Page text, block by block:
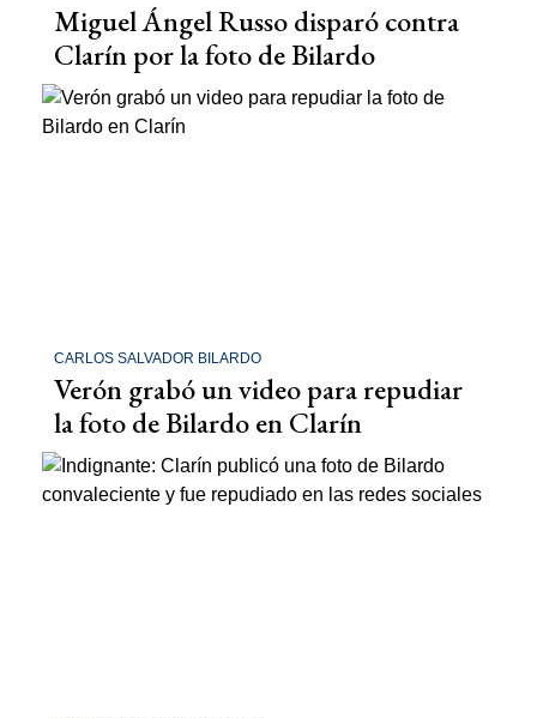
Miguel Ángel Russo disparó contra
Clarín por la foto de Bilardo
CARLOS SALVADOR BILARDO
Verón grabó un video para repudiar
la foto de Bilardo en Clarín